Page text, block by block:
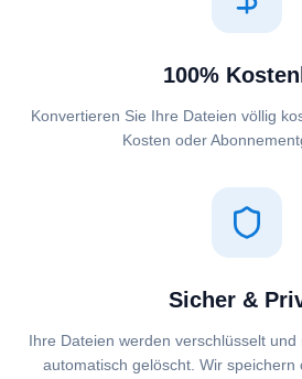
100%
Konvertieren Sie Ihre Dateien völlig
Kosten oder
Sicher &
Ihre Dateien werden verschlüsselt
automatisch gelöscht. Wir speichern